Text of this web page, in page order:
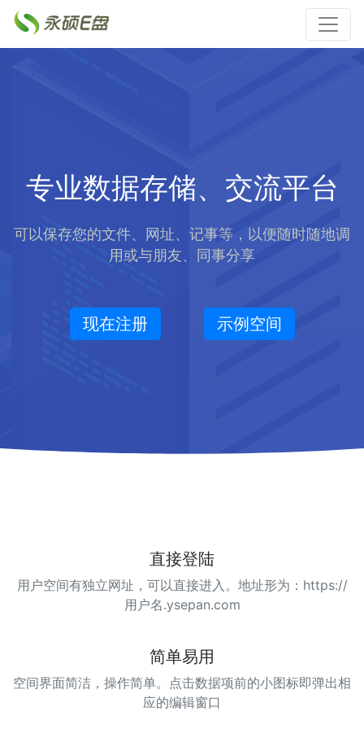
专业数据存储、交流平台
可以保存您的文件、网址、记事等，以便随时随地调
用或与朋友、同事分享
现在注册 示例空间
直接登陆
用户空间有独立网址，可以直接进入。地址形为：https://
用户名.ysepan.com
简单易用
空间界面简洁，操作简单。点击数据项前的小图标即弹出相
应的编辑窗口